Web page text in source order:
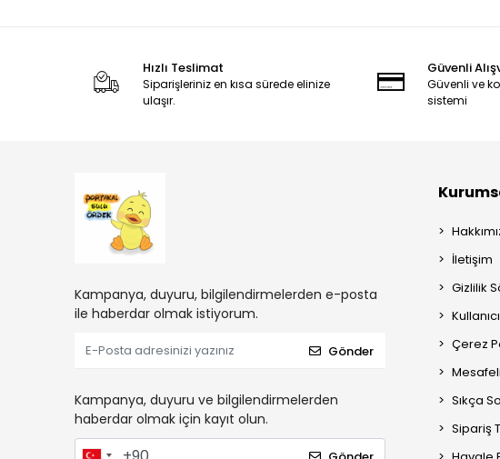
Hızlı Teslimat
Siparişleriniz en kısa sürede elinize
ulaşır.
Güvenli
Güvenli ve
sistemi
Kampanya, duyuru, bilgilendirmelerden e-posta
ile haberdar olmak istiyorum.
Gönder
Kampanya, duyuru ve bilgilendirmelerden
haberdar olmak için kayıt olun.
İletişim
Gizlilik
Çerez
Sıkça
Sipariş